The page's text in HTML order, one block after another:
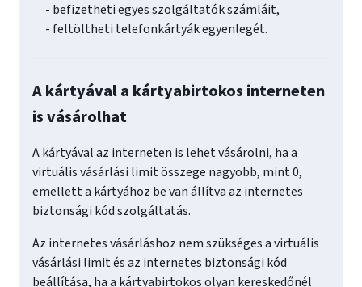
- befizetheti egyes szolgáltatók számláit,
- feltöltheti telefonkártyák egyenlegét.
A kártyával a kártyabirtokos interneten
is vásárolhat
A kártyával az interneten is lehet vásárolni, ha a
virtuális vásárlási limit összege nagyobb, mint 0,
emellett a kártyához be van állítva az internetes
biztonsági kód szolgáltatás.
Az internetes vásárláshoz nem szükséges a virtuális
vásárlási limit és az internetes biztonsági kód
beállítása, ha a kártyabirtokos olyan kereskedőnél